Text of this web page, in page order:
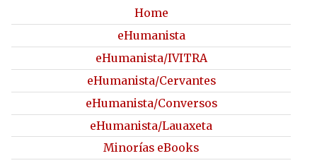
M
a
i
Home
eHumanista
eHumanista/IVITRA
eHumanista/Cervantes
eHumanista/Conversos
eHumanista/Lauaxeta
Minorías eBooks
c
h
f
o
r
m